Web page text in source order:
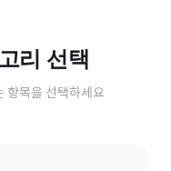
리 선택
항목을 선택하세요